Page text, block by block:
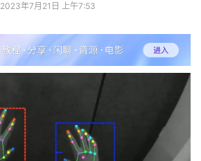
2023年7月21日 上午7:53